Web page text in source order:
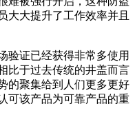
大大提升了工作效率并且
验证已经获得非常多使用
比于过去传统的井盖而言
的聚集给到人们更多更好
可该产品为可靠产品的重